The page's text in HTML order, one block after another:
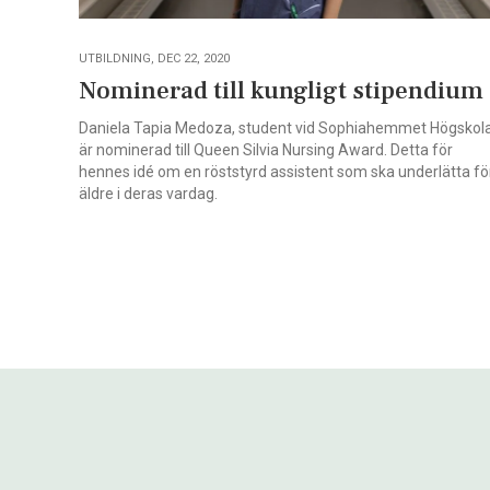
UTBILDNING, DEC 22, 2020
Nominerad till kungligt stipendium
Daniela Tapia Medoza, student vid Sophiahemmet
är nominerad till Queen Silvia Nursing Award. Detta för
hennes idé om en röststyrd assistent som ska underlätta
äldre i deras vardag.